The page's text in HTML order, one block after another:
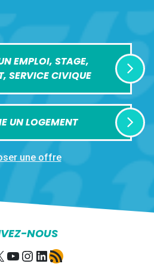
EMPLOI, STAGE,
SERVICE CIVIQUE
UN LOGEMENT
une offre
NOUS
YouTube
Instagram
LinkedIn
Flux RSS